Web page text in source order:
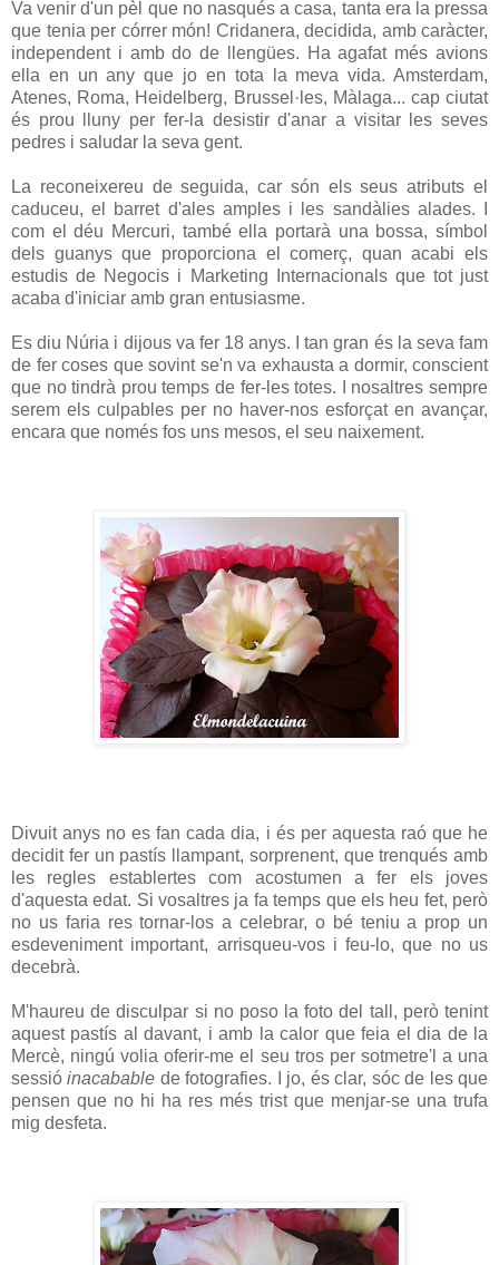
Va venir d'un pèl que no nasqués a casa, tanta era la pressa
que tenia per córrer món! Cridanera, decidida, amb caràcter,
independent i amb do de llengües. Ha agafat més avions
ella en un any que jo en tota la meva vida. Amsterdam,
Atenes, Roma, Heidelberg, Brussel·les, Màlaga... cap ciutat
és prou lluny per fer-la desistir d'anar a visitar les seves
pedres i saludar la seva gent.
La reconeixereu de seguida, car són els seus atributs el
caduceu, el barret d'ales amples i les sandàlies alades. I
com el déu Mercuri, també ella portarà una bossa, símbol
dels guanys que proporciona el comerç, quan acabi els
estudis de Negocis i Marketing Internacionals que tot just
acaba d'iniciar amb gran entusiasme.
Es diu Núria i dijous va fer 18 anys. I tan gran és la seva fam
de fer coses que sovint se'n va exhausta a dormir, conscient
que no tindrà prou temps de fer-les totes. I nosaltres sempre
serem els culpables per no haver-nos esforçat en avançar,
encara que només fos uns mesos, el seu naixement.
Divuit anys no es fan cada dia, i és per aquesta raó que he
decidit fer un pastís llampant, sorprenent, que trenqués amb
les regles establertes com acostumen a fer els joves
d'aquesta edat. Si vosaltres ja fa temps que els heu fet, però
no us faria res tornar-los a celebrar, o bé teniu a prop un
esdeveniment important, arrisqueu-vos i feu-lo, que no us
decebrà.
M'haureu de disculpar si no poso la foto del tall, però tenint
aquest pastís al davant, i amb la calor que feia el dia de la
Mercè, ningú volia oferir-me el seu tros per sotmetre'l a una
sessióinacabable de fotografies. I jo, és clar, sóc de les que
pensen que no hi ha res més trist que menjar-se una trufa
mig desfeta.